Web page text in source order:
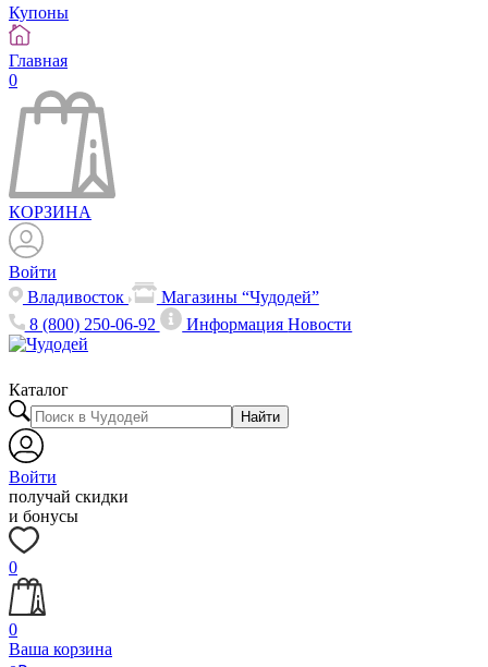
Купоны
Главная
0
КОРЗИНА
Войти
Владивосток
Магазины “Чудодей”
8 (800) 250-06-92
ИнформацияНовости
Каталог
Найти
Войти
получай скидки
и бонусы
0
0
Ваша корзина